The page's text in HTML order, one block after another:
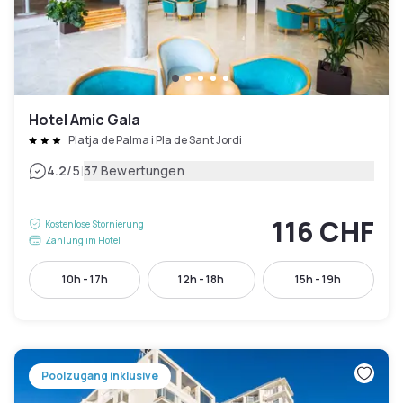
Hotel Amic Gala
Platja de Palma i Pla de Sant Jordi
4.2/5|37 Bewertungen
Kostenlose Stornierung
Zahlung im Hotel
116 CHF
10h - 17h 12h - 18h 15h - 19h
Poolzugang inklusive